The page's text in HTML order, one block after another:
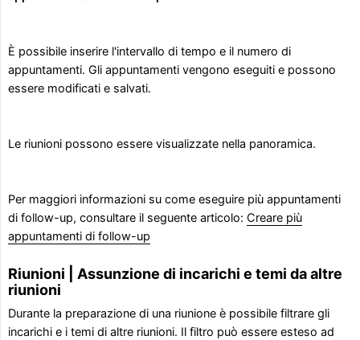
È possibile inserire l'intervallo di tempo e il numero di
appuntamenti. Gli appuntamenti vengono eseguiti e possono
essere modificati e salvati.
Le riunioni possono essere visualizzate nella panoramica.
Per maggiori informazioni su come eseguire più appuntamenti
di follow-up, consultare il seguente articolo: Creare più
appuntamenti di follow-up
Riunioni | Assunzione di incarichi e temi da altre
riunioni
Durante la preparazione di una riunione è possibile filtrare gli
incarichi e i temi di altre riunioni. Il filtro può essere esteso ad